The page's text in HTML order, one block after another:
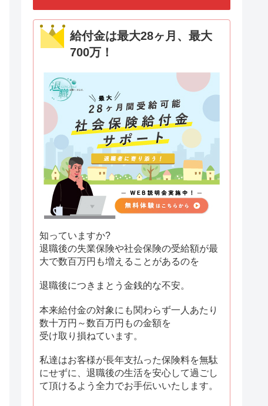
給付金は最大28ヶ月、最大
700万！
知っていますか?
退職後の失業保険や社会保険の受給額が最
大で数百万円も増えることがあるのを
退職後につきまとう金銭的な不安。
本来給付金の対象にも関わらず一人あたり
数十万円～数百万円もの金額を
受け取り損ねています。
私達はお客様が長年支払った保険料を無駄
にせずに、退職後の生活を安心して過ごし
て頂けるよう全力でお手伝いいたします。